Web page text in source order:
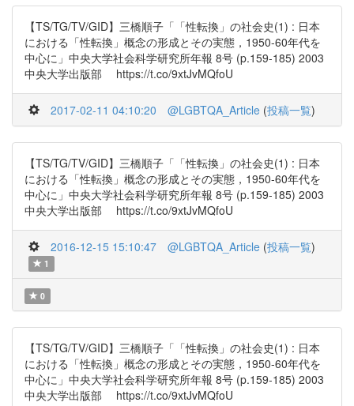
【TS/TG/TV/GID】三橋順子「「性転換」の社会史(1) : 日本
における「性転換」概念の形成とその実態，1950-60年代を
中心に」中央大学社会科学研究所年報 8号 (p.159-185) 2003
中央大学出版部 https://t.co/9xtJvMQfoU
2017-02-11 04:10:20 @LGBTQA_Article (投稿一覧)
【TS/TG/TV/GID】三橋順子「「性転換」の社会史(1) : 日本
における「性転換」概念の形成とその実態，1950-60年代を
中心に」中央大学社会科学研究所年報 8号 (p.159-185) 2003
中央大学出版部 https://t.co/9xtJvMQfoU
2016-12-15 15:10:47 @LGBTQA_Article (投稿一覧)
1
0
【TS/TG/TV/GID】三橋順子「「性転換」の社会史(1) : 日本
における「性転換」概念の形成とその実態，1950-60年代を
中心に」中央大学社会科学研究所年報 8号 (p.159-185) 2003
中央大学出版部 https://t.co/9xtJvMQfoU